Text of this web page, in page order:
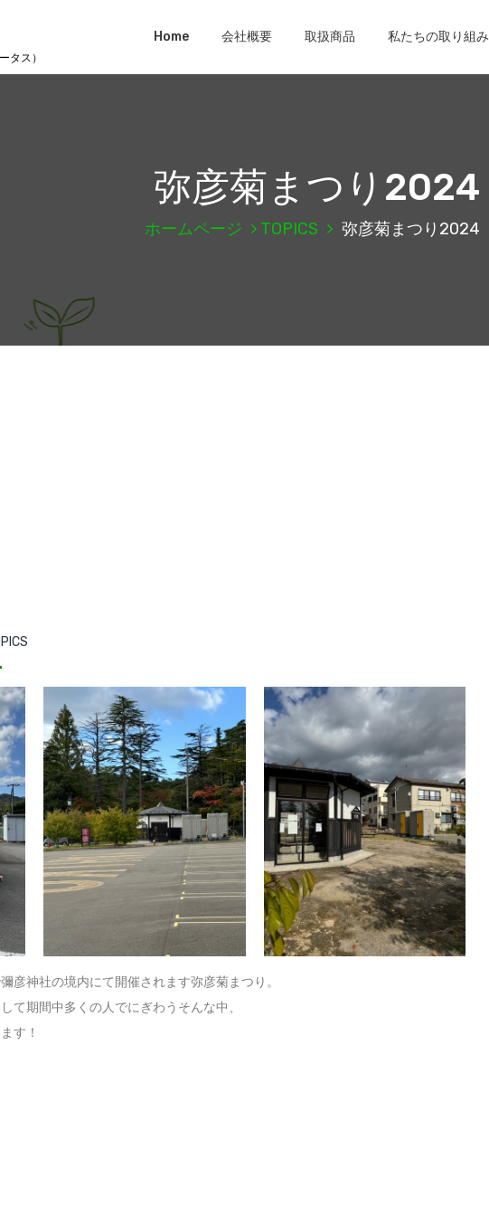
タス）
Home 会社概要 取扱商品 私たちの取り組み
弥彦菊まつり2024
ホームページ TOPICS 弥彦菊まつり2024
彦神社の境内にて開催されます弥彦菊まつり。
て期間中多くの人でにぎわうそんな中、
す！